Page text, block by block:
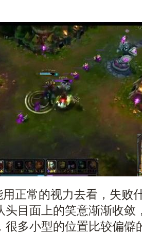
正常的视力去看，失败
头目面上的笑意渐渐收敛
很多小型的位置比较偏僻